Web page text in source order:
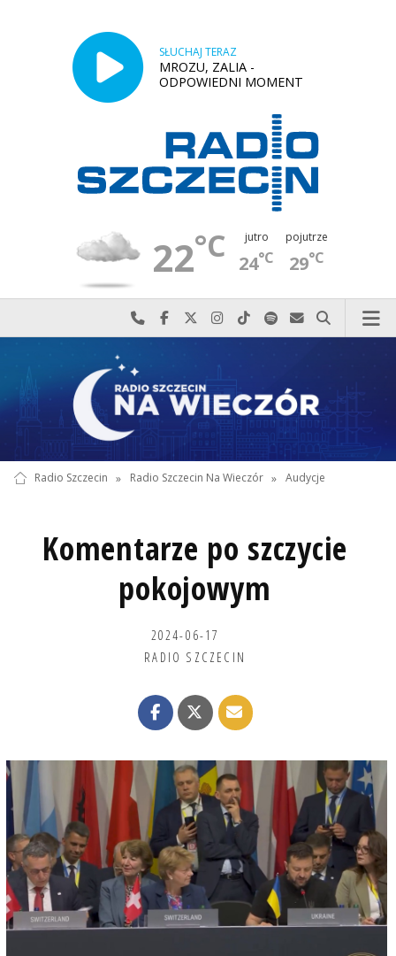
SŁUCHAJ TERAZ
MROZU, ZALIA -
ODPOWIEDNI MOMENT
22°C jutro
24°C
pojutrze
29°C
Najlepiej po prostu do nas zadzwoń
Odwiedź nas na Facebook-u
Odwiedź nas na X
Odwiedź nas na Instagram-ie
Odwiedź nas na TikTok-u
Szukaj nas na Spotify
Wyślij do nas
Szukaj
Radio Szczecin » Radio Szczecin Na Wieczór » Audycje
Komentarze po szczycie
pokojowym
2024-06-17
RADIO SZCZECIN